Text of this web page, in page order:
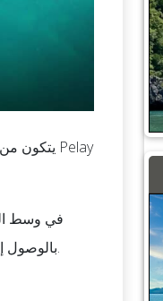
في وسط
بالوصول إلى البحيرة بالقارب، عليك انتظار المد العالي قبل التوجه إلى الداخل والاستمتاع بالمناظر الطبيعية الخلابة.